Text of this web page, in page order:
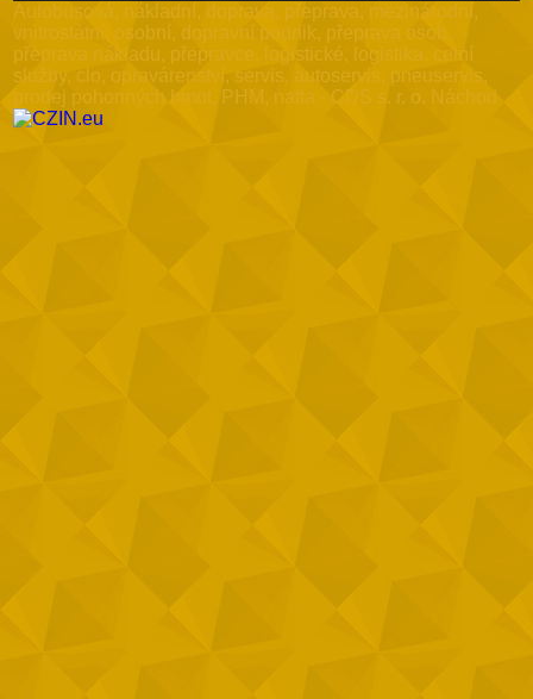
Autobusová, nákladní, doprava, přeprava, mezinárodní,
vnitrostátní, osobní, dopravní podnik, přeprava osob,
přeprava nákladu, přepravce, logistické, logistika, celní
služby, clo, opravárenství, servis, autoservis, pneuservis,
prodej pohonných hmot, PHM, nafta - CDS s. r. o. Náchod